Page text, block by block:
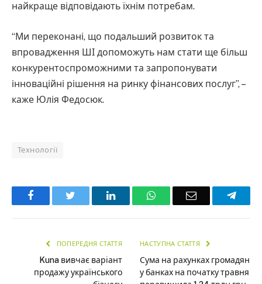
найкраще відповідають їхнім потребам.
“Ми переконані, що подальший розвиток та
впровадження ШІ допоможуть нам стати ще більш
конкурентоспроможними та запропонувати
інноваційні рішення на ринку фінансових послуг”, –
каже Юлія Федосюк.
Технології
Facebook LinkedInWhatsAppEmail
ПОПЕРЕДНЯ СТАТТЯ
Kuna вивчає варіант
продажу українського
НАСТУПНА СТАТТЯ
Сума на рахунках громадян
у банках на початку травня